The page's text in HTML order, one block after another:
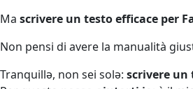
Ma scrivere un testo efficace per
Non pensi di avere la manualità
Tranquillə, non sei solə: scrivere un